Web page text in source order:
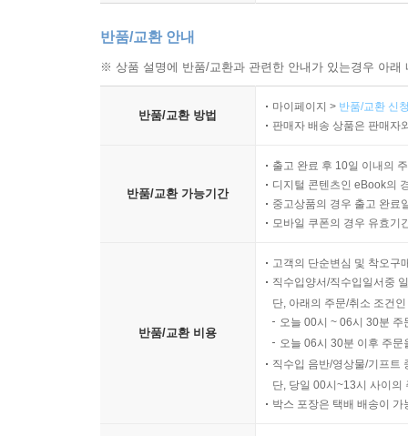
반품/교환 안내
※ 상품 설명에 반품/교환과 관련한 안내가 있는경우 아
반품/교환 방법
마이페이지 > 반품/교환 신
판매자 배송 상품은 판매자
반품/교환 가능기간
출고 완료 후 10일 이내의
디지털 콘텐츠인 eBook의
중고상품의 경우 출고 완료
모바일 쿠폰의 경우 유효기
반품/교환 비용
고객의 단순변심 및 착오구
직수입양서/직수입일서중
단, 아래의 주문/취소 조건
오늘 00시 ~ 06시 30분
오늘 06시 30분 이후 주
직수입 음반/영상물/기프트
단, 당일 00시~13시 사이의
박스 포장은 택배 배송이